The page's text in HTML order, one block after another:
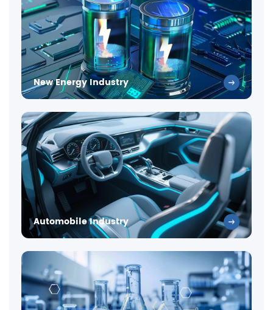
New Energy Industry
Automobile Industry